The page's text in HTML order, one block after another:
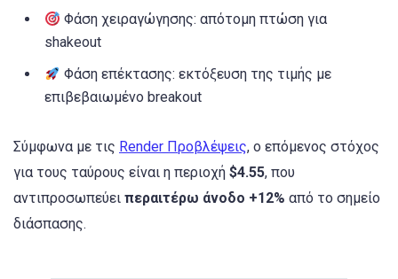
Φάση χειραγώγησης: απότομη πτώση για
shakeout
Φάση επέκτασης: εκτόξευση της τιμής με
επιβεβαιωμένο breakout
Σύμφωνα με τις Render Προβλέψεις, ο επόμενος στόχος
για τους ταύρους είναι η περιοχή $4.55, που
αντιπροσωπεύει περαιτέρω άνοδο +12% από το σημείο
διάσπασης.